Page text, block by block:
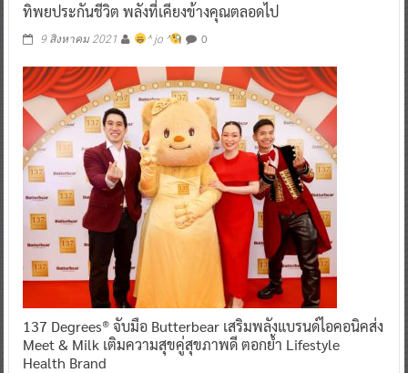
ทิพยประกันชีวิต พลังที่เคียงข้างคุณตลอดไป
9 สิงหาคม 2021 ^ jo ^ 0
137 Degrees® จับมือ Butterbear เสริมพลังแบรนด์ไอคอนิคส่ง
Meet & Milk เติมความสุขคู่สุขภาพดี ตอกย้ำ Lifestyle
Health Brand